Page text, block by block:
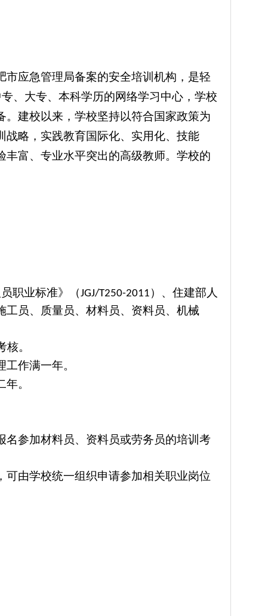
应急管理局备案的安全培训机构，是轻
、大专、本科学历的网络学习中心，学校
建校以来，学校坚持以符合国家政策为
略，实践教育国际化、实用化、技能
富、专业水平突出的高级教师。学校的
职业标准》（JGJ/T250-2011 ）、住建部人
员、质量员、材料员、资料员、机械
。
作满一年。
。
名参加材料员、资料员或劳务员的培训考
由学校统一组织申请参加相关职业岗位